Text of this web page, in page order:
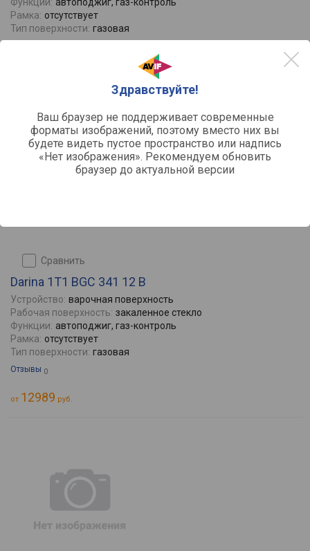
Здравствуйте!
Ваш браузер не поддерживает современные
форматы изображений, поэтому вместо них вы
будете видеть пустое пространство или надпись
«Нет изображения». Рекомендуем обновить
браузер до актуальной версии
Рамка: отсутствует
Тип поверхности: газовая
сравнить
Darina 1T1 BGC 341 12 B
Устройство: варочная поверхность
Рабочая поверхность: закаленное стекло
Функции: автоподжиг, газ-контроль
Рамка: отсутствует
Тип поверхности: газовая
Отзывы 0
от 12989 руб.